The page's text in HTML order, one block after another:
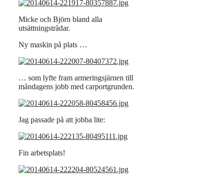
Micke och Björn bland alla
utsättningstrådar.
Ny maskin på plats …
… som lyfte fram armeringsjärnen till
måndagens jobb med carportgrunden.
Jag passade på att jobba lite:
Fin arbetsplats!